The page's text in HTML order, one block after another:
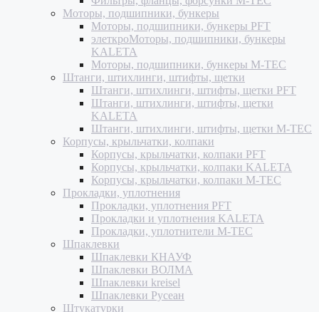
Моторы, подшипники, бункеры
Моторы, подшипники, бункеры PFT
элеткроМоторы, подшипники, бункеры
KALETA
Моторы, подшипники, бункеры M-TEC
Штанги, штихлинги, штифты, щетки
Штанги, штихлинги, штифты, щетки PFT
Штанги, штихлинги, штифты, щетки
KALETA
Штанги, штихлинги, штифты, щетки M-TEC
Корпусы, крыльчатки, колпаки
Корпусы, крыльчатки, колпаки PFT
Корпусы, крыльчатки, колпаки KALETA
Корпусы, крыльчатки, колпаки M-TEC
Прокладки, уплотнения
Прокладки, уплотнения PFT
Прокладки и уплотнения KALETA
Прокладки, уплотнители M-TEC
Шпаклевки
Шпаклевки КНАУФ
Шпаклевки ВОЛМА
Шпаклевки kreisel
Шпаклевки Русеан
Штукатурки